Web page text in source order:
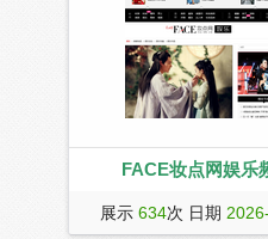
种灵签在线抽签，欢迎大家使
FACE妆点网娱乐
face妆点网娱乐频道每日为你
展示 634次 日期